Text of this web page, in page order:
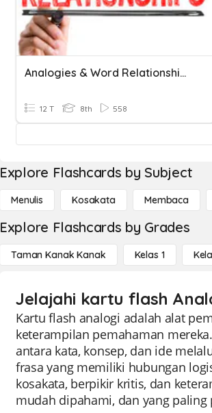
Analogies & Word Relationships
12 T 8th 558
Explore Flashcards by Subject
Menulis Kosakata Membaca
Explore Flashcards by Grades
Taman Kanak Kanak Kelas 1
Jelajahi kartu flash
Kartu flash analogi adalah alat
keterampilan pemahaman
antara kata, konsep, dan ide
frasa yang memiliki hubungan
kosakata, berpikir kritis, dan
mudah dipahami, dan yang